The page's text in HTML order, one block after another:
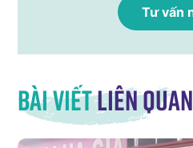
Bài viếtliên quan